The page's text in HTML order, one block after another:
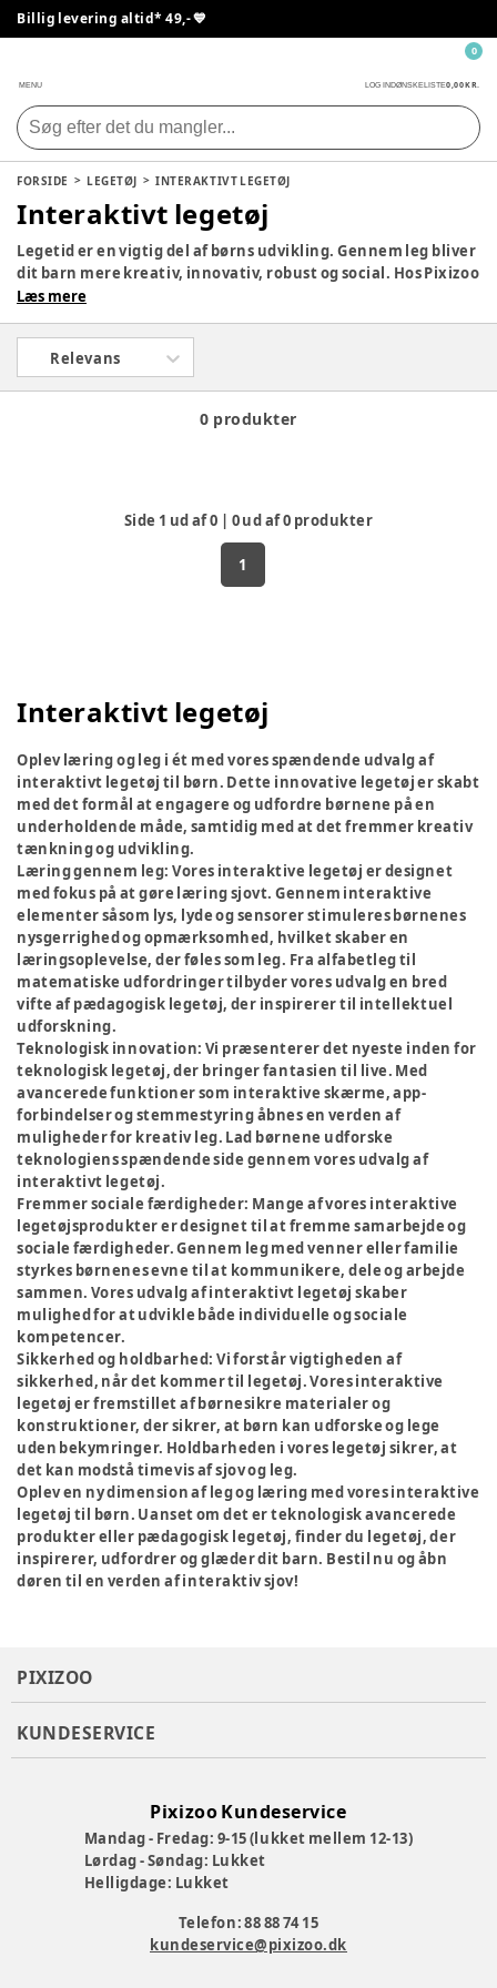
Billig levering altid* 49,- 💙
MENU LOG INDØNSKELISTE0,00 KR.
0
FORSIDE LEGETØJ INTERAKTIVT LEGETØJ
Interaktivt legetøj
Legetid er en vigtig del af børns udvikling. Gennem leg bliver
dit barn mere kreativ, innovativ, robust og social. Hos Pixizoo
har vi samlet det bedste legetøj til både babyer og børn.
barn her.
Læs mere
Relevans
0 produkter
Side 1 ud af0 | 0ud af0 produkter
1
Interaktivt legetøj
Oplev læring og leg i ét med vores spændende udvalg af
interaktivt legetøj til børn. Dette innovative legetøj er skabt
med det formål at engagere og udfordre børnene på en
underholdende måde, samtidig med at det fremmer kreativ
tænkning og udvikling.
Læring gennem leg: Vores interaktive legetøj er designet
med fokus på at gøre læring sjovt. Gennem interaktive
elementer såsom lys, lyde og sensorer stimuleres børnenes
nysgerrighed og opmærksomhed, hvilket skaber en
læringsoplevelse, der føles som leg. Fra alfabetleg til
matematiske udfordringer tilbyder vores udvalg en bred
vifte af pædagogisk legetøj, der inspirerer til intellektuel
udforskning.
Teknologisk innovation: Vi præsenterer det nyeste inden for
teknologisk legetøj, der bringer fantasien til live. Med
avancerede funktioner som interaktive skærme, app-
forbindelser og stemmestyring åbnes en verden af
muligheder for kreativ leg. Lad børnene udforske
teknologiens spændende side gennem vores udvalg af
interaktivt legetøj.
Fremmer sociale færdigheder: Mange af vores interaktive
legetøjsprodukter er designet til at fremme samarbejde og
sociale færdigheder. Gennem leg med venner eller familie
styrkes børnenes evne til at kommunikere, dele og arbejde
sammen. Vores udvalg af interaktivt legetøj skaber
mulighed for at udvikle både individuelle og sociale
kompetencer.
Sikkerhed og holdbarhed: Vi forstår vigtigheden af
sikkerhed, når det kommer til legetøj. Vores interaktive
legetøj er fremstillet af børnesikre materialer og
konstruktioner, der sikrer, at børn kan udforske og lege
uden bekymringer. Holdbarheden i vores legetøj sikrer, at
det kan modstå timevis af sjov og leg.
Oplev en ny dimension af leg og læring med vores interaktive
legetøj til børn. Uanset om det er teknologisk avancerede
produkter eller pædagogisk legetøj, finder du legetøj, der
inspirerer, udfordrer og glæder dit barn. Bestil nu og åbn
døren til en verden af interaktiv sjov!
PIXIZOO
KUNDESERVICE
Pixizoo Kundeservice
Mandag - Fredag: 9-15 (lukket mellem 12-13)
Lørdag - Søndag: Lukket
Helligdage: Lukket
Telefon: 88 88 74 15
kundeservice@pixizoo.dk